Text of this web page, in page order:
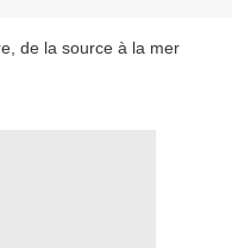
de la source à la mer